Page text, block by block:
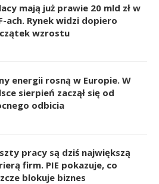
mają już prawie 20 mld zł w
ach. Rynek widzi dopiero
wzrostu
energii rosną w Europie. W
sierpień zaczął się od
odbicia
pracy są dziś największą
firm. PIE pokazuje, co
blokuje biznes